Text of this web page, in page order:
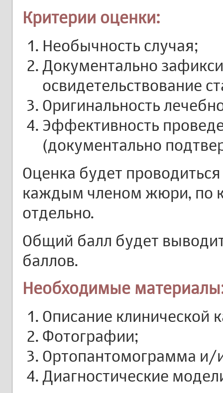
Критерии оценки:
Необычность случая;
Документально
освидетельствование
Оригинальность
Эффективность
(документально
Оценка будет
каждым членом жюри, по
отдельно.
Общий балл будет
баллов.
Необходимые
Описание клинической
Фотографии;
Ортопантомограмма и/
Диагностические